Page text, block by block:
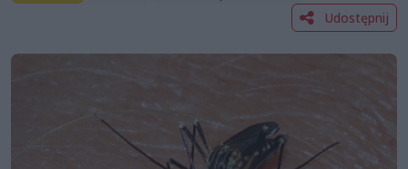
Udostępnij